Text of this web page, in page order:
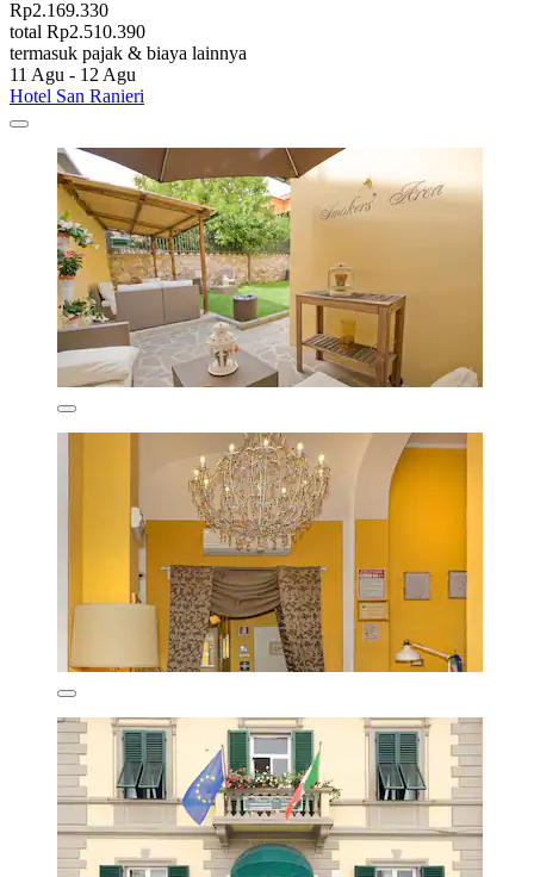
Rp2.169.330
total Rp2.510.390
termasuk pajak & biaya lainnya
11 Agu - 12 Agu
Hotel San Ranieri